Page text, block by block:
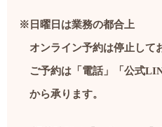
※日曜日は業務の都合上
オンライン予約は停止して
ご予約は「電話」「公式
から承ります。